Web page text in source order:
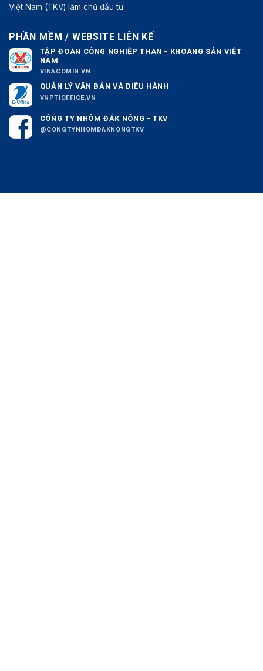
Việt Nam (TKV) làm chủ đầu tư.
PHẦN MỀM / WEBSITE LIÊN KẾ
TẬP ĐOÀN CÔNG NGHIỆP THAN - KHOÁNG SẢN VIỆT
NAM
VINACOMIN.VN
QUẢN LÝ VĂN BẢN VÀ ĐIỀU HÀNH
VNPTIOFFICE.VN
CÔNG TY NHÔM ĐẮK NÔNG - TKV
@CONGTYNHOMDAKNONGTKV